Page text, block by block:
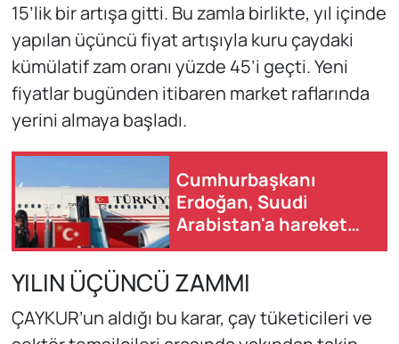
15’lik bir artışa gitti. Bu zamla birlikte, yıl içinde
yapılan üçüncü fiyat artışıyla kuru çaydaki
kümülatif zam oranı yüzde 45’i geçti. Yeni
fiyatlar bugünden itibaren market raflarında
yerini almaya başladı.
Cumhurbaşkanı
Erdoğan, Suudi
Arabistan'a hareket
etti
YILIN ÜÇÜNCÜ ZAMMI
ÇAYKUR’un aldığı bu karar, çay tüketicileri ve